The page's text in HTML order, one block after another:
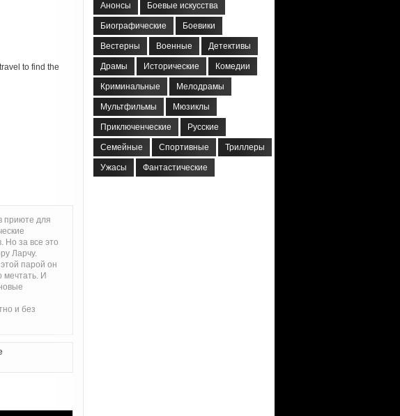
to find the
приюте для
Но за все это
Ларчу.
парой он
мечтать. И
и без
Анонсы Боевые искусства
Биографические Боевики
Вестерны Военные Детективы
Драмы Исторические Комедии
Криминальные Мелодрамы
Мультфильмы Мюзиклы
Приключенческие Русские
Семейные Спортивные Триллеры
Ужасы Фантастические